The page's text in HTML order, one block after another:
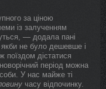
за ціною
із залученням
— додала пані
не було дешевше і
поїздом дістатися
період можна
У нас майже ті
часу відпочинку.